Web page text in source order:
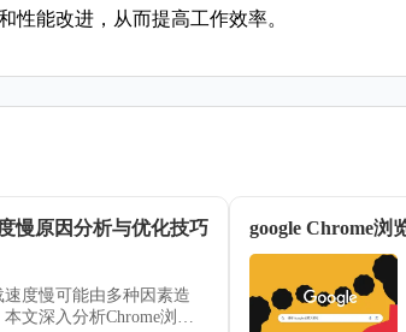
性能改进，从而提高工作效率。
慢原因分析与优化技巧
速度慢可能由多种因素造
本文深入分析Chrome浏览